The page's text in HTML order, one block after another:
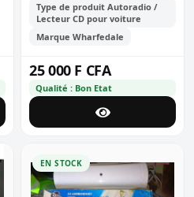
Type de produit Autoradio /
Lecteur CD pour voiture
Marque Wharfedale
25 000 F CFA
Qualité : Bon Etat
EN STOCK